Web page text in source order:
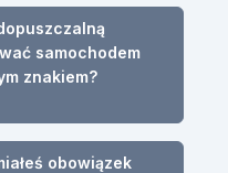
samochodem
znakiem?
obowiązek